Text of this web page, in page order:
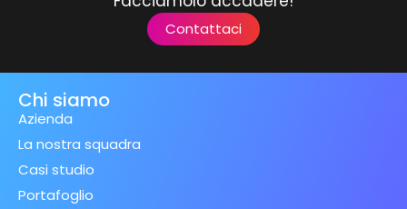
Contattaci
Chi siamo
Azienda
La nostra squadra
Casi studio
Portafoglio